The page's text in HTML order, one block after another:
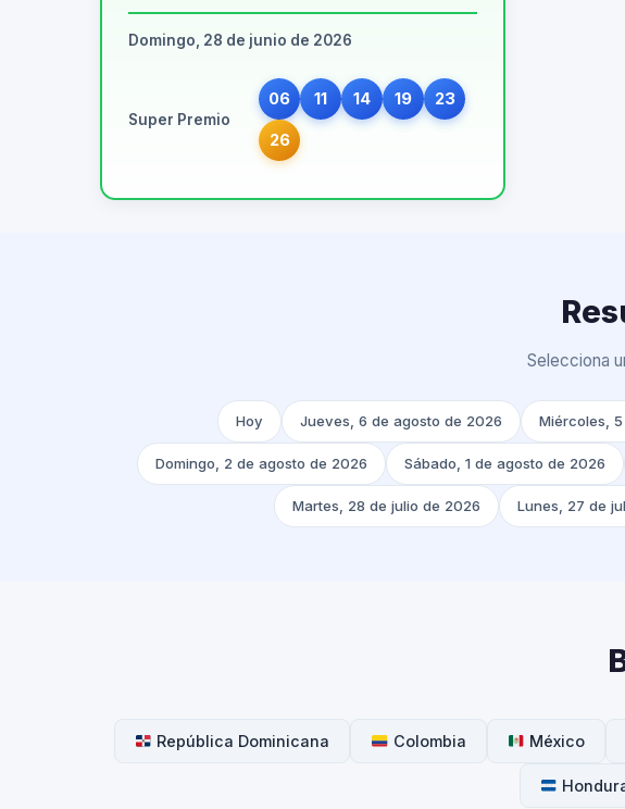
Domingo, 28 de junio de 2026
Super Premio
06 11 14 19 23
26
Selecciona
Hoy Jueves, 6 de agosto de 2026 Miércoles,
Domingo, 2 de agosto de 2026 Sábado, 1 de agosto de 2026
Martes, 28 de julio de 2026 Lunes, 27 de
República Dominicana Colombia México